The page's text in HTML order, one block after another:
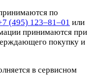
по
(495) 123–81–01 или
принимаются при
покупку и
в сервисном